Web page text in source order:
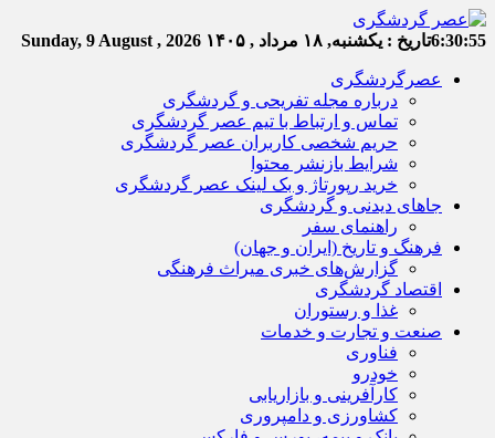
6:30:56تاریخ : یکشنبه, ۱۸ مرداد , ۱۴۰۵ Sunday, 9 August , 2026
عصرگردشگری
درباره مجله تفریحی و گردشگری
تماس و ارتباط با تیم عصر گردشگری
حریم شخصی کاربران عصر گردشگری
شرایط بازنشر محتوا
خرید رپورتاژ و بک لینک عصر گردشگری
جاهای دیدنی و گردشگری
راهنمای سفر
فرهنگ و تاریخ (ایران و جهان)
گزارش‌های خبری میراث فرهنگی
اقتصاد گردشگری
غذا و رستوران
صنعت و تجارت و خدمات
فناوری
خودرو
کارآفرینی و بازاریابی
کشاورزی و دامپروری